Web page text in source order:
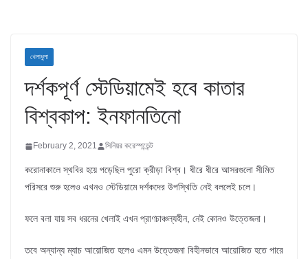
খেলাধুলা
দর্শকপূর্ণ স্টেডিয়ামেই হবে কাতার
বিশ্বকাপ: ইনফানতিনো
February 2, 2021 সিনিয়র করেস্পন্ডেন্ট
করোনাকালে স্থবির হয়ে পড়েছিল পুরো ক্রীড়া বিশ্ব। ধীরে ধীরে আসরগুলো সীমিত
পরিসরে শুরু হলেও এখনও স্টেডিয়ামে দর্শকদের উপস্থিতি নেই বললেই চলে।
ফলে বলা যায় সব ধরনের খেলাই এখন প্রাণচাঞ্চল্যহীন, নেই কোনও উত্তেজনা।
তবে অন্যান্য ম্যাচ আয়োজিত হলেও এমন উত্তেজনা বিহীনভাবে আয়োজিত হতে পারে